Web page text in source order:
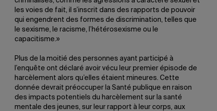
les voies de fait, il s’inscrit dans des rapports de pouvoir
qui engendrent des formes de discrimination, telles que
le sexisme, le racisme, l’hétérosexisme ou le
capacitisme.»
Plus de la moitié des personnes ayant participé à
l’enquête ont déclaré avoir vécu leur premier épisode de
harcèlement alors qu’elles étaient mineures. Cette
donnée devrait préoccuper la Santé publique en raison
des impacts potentiels du harcèlement sur la santé
mentale des jeunes, sur leur rapport à leur corps, aux